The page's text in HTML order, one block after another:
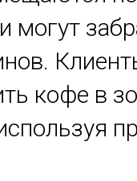
могут
кофе в